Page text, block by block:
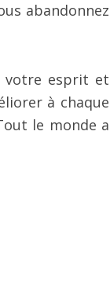
abandonnez
votre esprit et
à chaque
le monde a